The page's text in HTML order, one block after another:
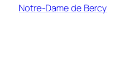
Notre-Dame de Bercy